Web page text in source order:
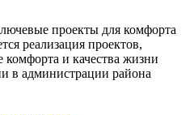
проекты для комфорта
реализация проектов,
и качества жизни
в администрации района